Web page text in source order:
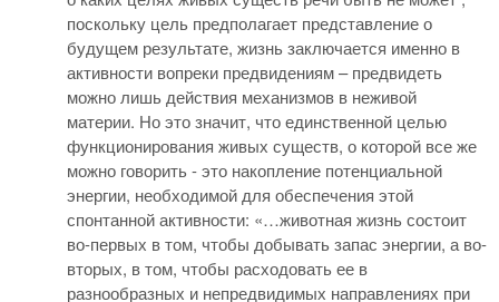
поскольку цель предполагает представление о
будущем результате, жизнь заключается именно в
активности вопреки предвидениям – предвидеть
можно лишь действия механизмов в неживой
материи. Но это значит, что единственной целью
функционирования живых существ, о которой все же
можно говорить - это накопление потенциальной
энергии, необходимой для обеспечения этой
спонтанной активности: «…животная жизнь состоит
во-первых в том, чтобы добывать запас энергии, а во-
вторых, в том, чтобы расходовать ее в
разнообразных и непредвидимых направлениях при